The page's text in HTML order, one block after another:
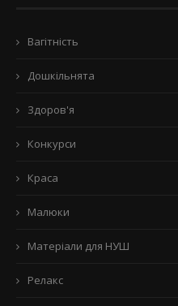
Вагітність
Дошкільнята
Здоров'я
Конкурси
Краса
Малюки
Матеріали для НУШ
Релакс